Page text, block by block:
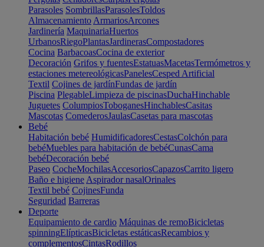
Parasoles SombrillasParasolesToldos
Almacenamiento ArmariosArcones
Jardinería MaquinariaHuertos
UrbanosRiegoPlantasJardinerasCompostadores
Cocina BarbacoasCocina de exterior
Decoración Grifos y fuentesEstatuasMacetasTermómetros y
estaciones metereológicasPanelesCesped Artificial
Textil Cojines de jardínFundas de jardín
Piscina PlegableLimpieza de piscinasDuchaHinchable
Juguetes ColumpiosToboganesHinchablesCasitas
Mascotas ComederosJaulasCasetas para mascotas
Bebé
Habitación bebé HumidificadoresCestasColchón para
bebéMuebles para habitación de bebéCunasCama
bebéDecoración bebé
Paseo CocheMochilasAccesoriosCapazosCarrito ligero
Baño e higiene Aspirador nasalOrinales
Textil bebé CojinesFunda
Seguridad Barreras
Deporte
Equipamiento de cardio Máquinas de remoBicicletas
spinningElípticasBicicletas estáticasRecambios y
complementosCintasRodillos